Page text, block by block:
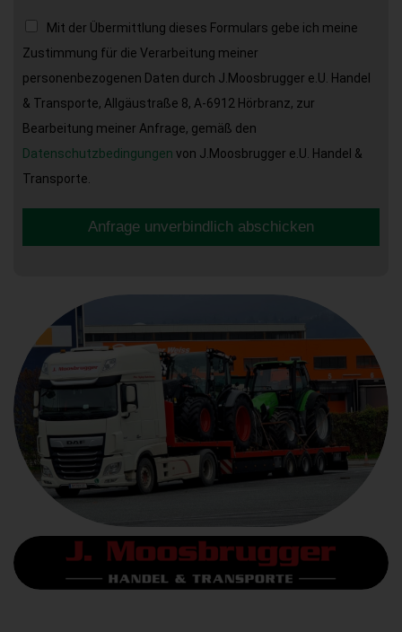
Mit der Übermittlung dieses Formulars gebe ich meine
Zustimmung für die Verarbeitung meiner
personenbezogenen Daten durch J.Moosbrugger e.U. Handel
& Transporte, Allgäustraße 8, A-6912 Hörbranz, zur
Bearbeitung meiner Anfrage, gemäß den
Datenschutzbedingungen von J.Moosbrugger e.U. Handel &
Transporte.
Anfrage unverbindlich abschicken